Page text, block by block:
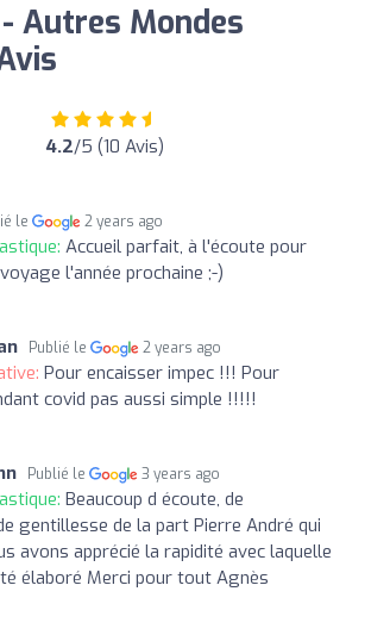
Autres Mondes
4.2/5 (10 Avis)
le 2 years ago
Accueil parfait, à l'écoute pour
l'année prochaine ;-)
Publié le 2 years ago
Pour encaisser impec !!! Pour
covid pas aussi simple !!!!!
Publié le 3 years ago
Beaucoup d écoute, de
gentillesse de la part Pierre André qui
avons apprécié la rapidité avec laquelle
élaboré Merci pour tout Agnès